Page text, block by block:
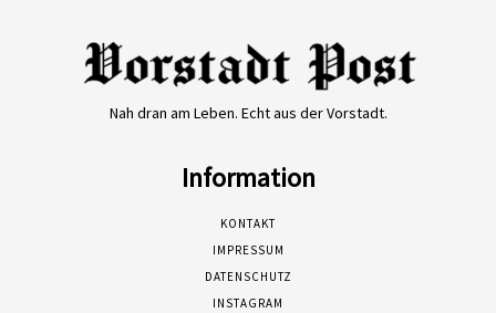
Nah dran am Leben. Echt aus der Vorstadt.
Information
KONTAKT
IMPRESSUM
DATENSCHUTZ
INSTAGRAM